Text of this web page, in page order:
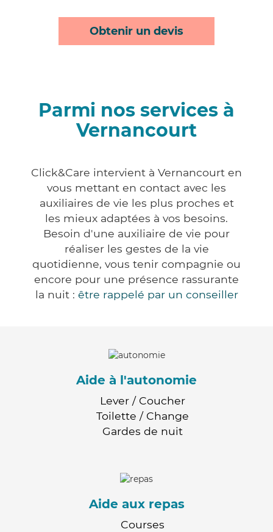
Obtenir un devis
Parmi nos services à
Vernancourt
Click&Care intervient à Vernancourt en
vous mettant en contact avec les
auxiliaires de vie les plus proches et
les mieux adaptées à vos besoins.
Besoin d'une auxiliaire de vie pour
réaliser les gestes de la vie
quotidienne, vous tenir compagnie ou
encore pour une présence rassurante
la nuit : être rappelé par un conseiller
Aide à l'autonomie
Lever / Coucher
Toilette / Change
Gardes de nuit
Aide aux repas
Courses